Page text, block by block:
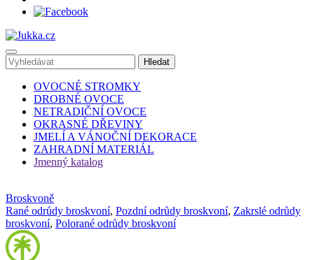
OVOCNÉ STROMKY
DROBNÉ OVOCE
NETRADIČNÍ OVOCE
OKRASNÉ DŘEVINY
JMELÍ A VÁNOČNÍ DEKORACE
ZAHRADNÍ MATERIÁL
Jmenný katalog
Broskvoně
Rané odrůdy broskvoní, Pozdní odrůdy broskvoní, Zakrslé odrůdy
broskvoní, Polorané odrůdy broskvoní